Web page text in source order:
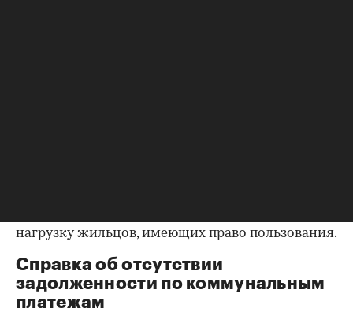
нагрузку жильцов, имеющих право пользования.
Справка об отсутствии
задолженности по коммунальным
платежам